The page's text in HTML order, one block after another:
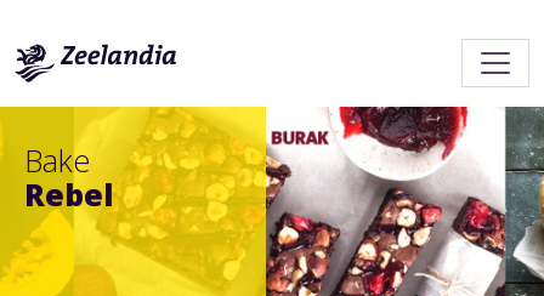
Bake
Rebel